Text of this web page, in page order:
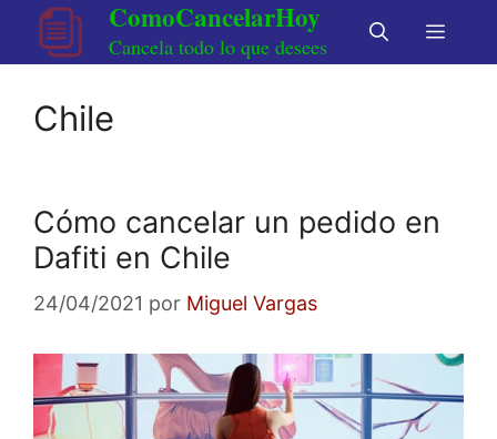
Saltar
ComoCancelarHoy
Cancela todo lo que desees
Menú
Chile
Cómo cancelar un pedido en
Dafiti en Chile
24/04/2021 por Miguel Vargas